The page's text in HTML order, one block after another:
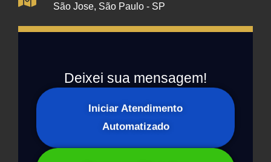
São Jose, São Paulo - SP
Deixei sua mensagem!
Iniciar Atendimento
Automatizado